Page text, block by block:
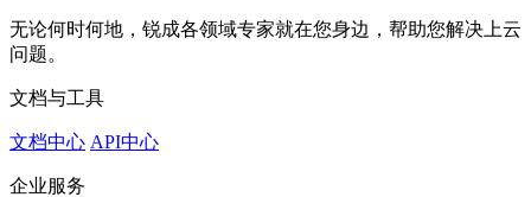
无论何时何地，锐成各领域专家就在您身边，帮助您解决上云
问题。
文档与工具
文档中心 API中心
企业服务